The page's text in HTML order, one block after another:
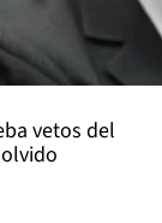
vetos del